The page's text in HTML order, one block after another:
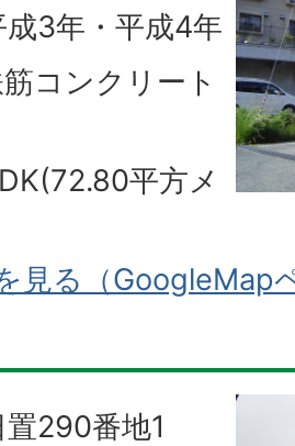
3年・平成4年
ンクリート
平方メ
見る（GoogleMap
290番地1